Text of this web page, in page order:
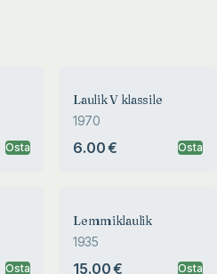
Osta
Laulik V klassile
1970
6.00 € Osta
Osta
Lemmiklaulik
1935
15.00 € Osta